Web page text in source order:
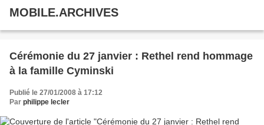
MOBILE.ARCHIVES
Cérémonie du 27 janvier : Rethel rend hommage
à la famille Cyminski
Publié le 27/01/2008 à 17:12
Par philippe lecler